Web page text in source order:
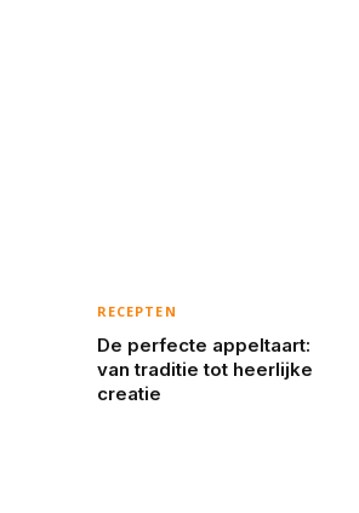
RECEPTEN
De perfecte appeltaart:
van traditie tot heerlijke
creatie